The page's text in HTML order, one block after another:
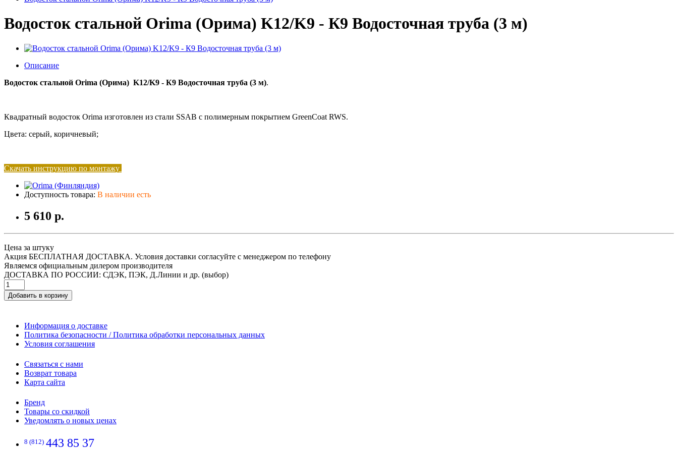
Водосток стальной Orima (Орима) K12/K9 - К9 Водосточная труба (3 м)
Описание
Водосток стальной Orima (Орима) K12/K9 - К9 Водосточная труба (3 м).
Квадратный водосток Orima изготовлен из стали SSAB с полимерным покрытием GreenCoat RWS.
Цвета: серый, коричневый;
Скачать инструкцию по монтажу
Доступность товара: В наличии есть
5 610 р.
Цена за штуку
Акция БЕСПЛАТНАЯ ДОСТАВКА. Условия доставки согласуйте с менеджером по телефону
Являемся официальным дилером производителя
ДОСТАВКА ПО РОССИИ: СДЭК, ПЭК, Д.Линии и др. (выбор)
Добавить в корзину
Информация о доставке
Политика безопасности / Политика обработки персональных данных
Условия соглашения
Связаться с нами
Возврат товара
Карта сайта
Бренд
Товары со скидкой
Уведомлять о новых ценах
8 (812) 443 85 37